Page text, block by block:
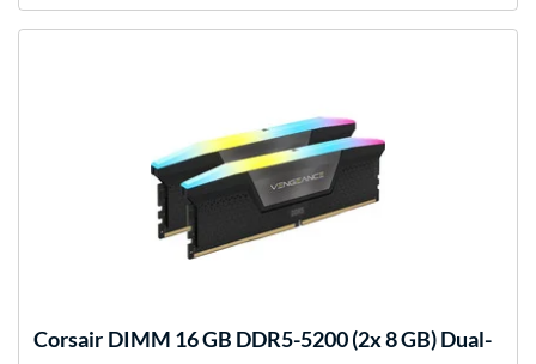
Corsair DIMM 16 GB DDR5-5200 (2x 8 GB) Dual-